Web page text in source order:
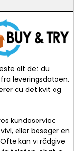
alt det du
leveringsdatoen.
du det kvit og
kundeservice
eller besøger en
kan vi rådgive